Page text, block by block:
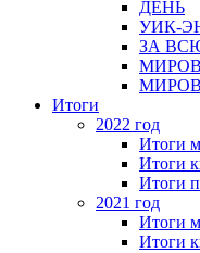
ДЕНЬ
УИК-
ЗА
Итоги
2022 год
Итоги
Итоги
Итоги
2021 год
Итоги
Итоги